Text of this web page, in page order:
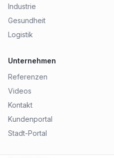
Industrie
Gesundheit
Logistik
Unternehmen
Referenzen
Videos
Kontakt
Kundenportal
Stadt-Portal